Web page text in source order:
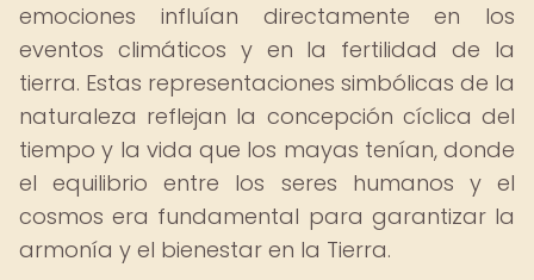
emociones influían directamente en los
eventos climáticos y en la fertilidad de la
tierra. Estas representaciones simbólicas de la
naturaleza reflejan la concepción cíclica del
tiempo y la vida que los mayas tenían, donde
el equilibrio entre los seres humanos y el
cosmos era fundamental para garantizar la
armonía y el bienestar en la Tierra.